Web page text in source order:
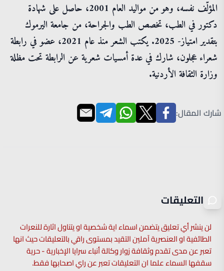
المؤلّف نفسه، وهو من مواليد العام 2001، حاصل على شهادة
دكتور في الطب، تخصص الطب والجراحة، من جامعة اليرموك
بتقدير امتياز- 2025. يكتب الشعر منذ عام 2021، عضو في رابطة
شعراء عجلون، شارك في عدة أمسيات شعرية عن الرابطة تحت مظلة
وزارة الثقافة الأردنية.
شارك المقال:
التعليقات
لن ينشر أي تعليق يتضمن اسماء اية شخصية او يتناول اثارة للنعرات
الطائفية او العنصرية آملين التقيد بمستوى راقي بالتعليقات حيث انها
تعبر عن مدى تقدم وثقافة زوار وكالة أنباء سرايا الإخبارية - حرية
سقفها السماء علما ان التعليقات تعبر عن راي اصحابها فقط.